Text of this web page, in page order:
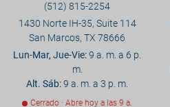
(512) 815-2254
1430 Norte IH-35, Suite 114
San Marcos, TX 78666
Lun-Mar, Jue-Vie:9 a. m. a 6 p.
m.
Alt. Sáb:9 a. m. a 3 p. m.
Cerrado · Abre hoy a las 9 a.